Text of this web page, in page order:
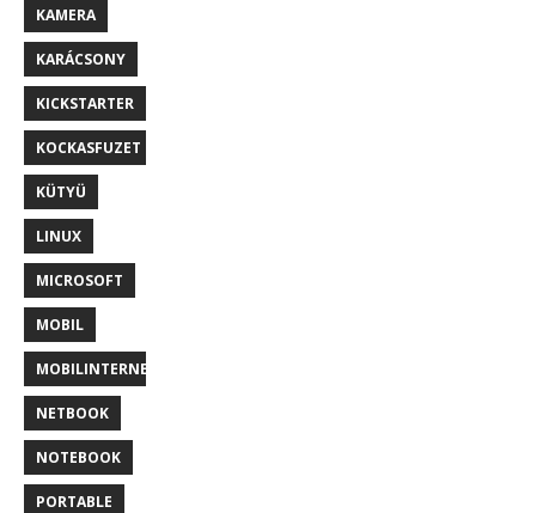
KAMERA
KARÁCSONY
KICKSTARTER
KOCKASFUZET
KÜTYÜ
LINUX
MICROSOFT
MOBIL
MOBILINTERNET
NETBOOK
NOTEBOOK
PORTABLE